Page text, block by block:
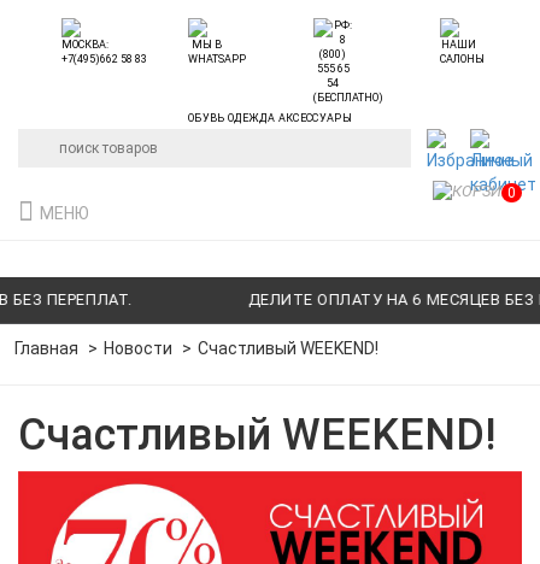
ПЕРЕПЛАТ. ДЕЛИТЕ ОПЛАТУ НА 6 МЕСЯЦЕВ БЕЗ
ОБУВЬ ОДЕЖДА АКСЕССУАРЫ
МЕНЮ
0
Главная Новости Счастливый WEEKEND!
Счастливый WEEKEND!